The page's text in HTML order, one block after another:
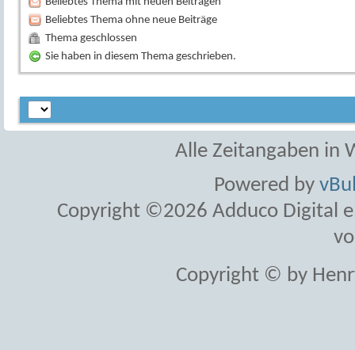
Beliebtes Thema ohne neue Beiträge
Thema geschlossen
Sie haben in diesem Thema geschrieben.
Alle Zeitangaben in
Powered by
Copyright ©2026 Adduco Digital
Copyright © by